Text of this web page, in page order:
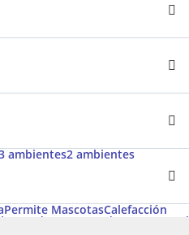
ambientes2 ambientes
Permite MascotasCalefacción
Desayunador Gas natural